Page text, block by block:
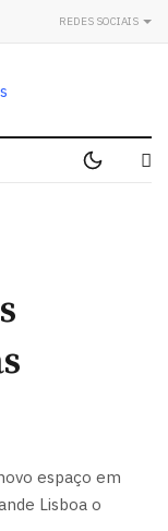
REDES SOCIAIS
espaço em
Lisboa o